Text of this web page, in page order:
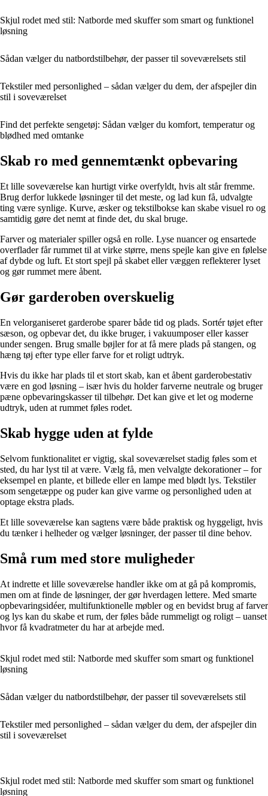
Skjul rodet med stil: Natborde med skuffer som smart og funktionel
løsning
Sådan vælger du natbordstilbehør, der passer til soveværelsets stil
Tekstiler med personlighed – sådan vælger du dem, der afspejler din
stil i soveværelset
Find det perfekte sengetøj: Sådan vælger du komfort, temperatur og
blødhed med omtanke
Skab ro med gennemtænkt opbevaring
Et lille soveværelse kan hurtigt virke overfyldt, hvis alt står fremme.
Brug derfor lukkede løsninger til det meste, og lad kun få, udvalgte
ting være synlige. Kurve, æsker og tekstilbokse kan skabe visuel ro og
samtidig gøre det nemt at finde det, du skal bruge.
Farver og materialer spiller også en rolle. Lyse nuancer og ensartede
overflader får rummet til at virke større, mens spejle kan give en følelse
af dybde og luft. Et stort spejl på skabet eller væggen reflekterer lyset
og gør rummet mere åbent.
Gør garderoben overskuelig
En velorganiseret garderobe sparer både tid og plads. Sortér tøjet efter
sæson, og opbevar det, du ikke bruger, i vakuumposer eller kasser
under sengen. Brug smalle bøjler for at få mere plads på stangen, og
hæng tøj efter type eller farve for et roligt udtryk.
Hvis du ikke har plads til et stort skab, kan et åbent garderobestativ
være en god løsning – især hvis du holder farverne neutrale og bruger
pæne opbevaringskasser til tilbehør. Det kan give et let og moderne
udtryk, uden at rummet føles rodet.
Skab hygge uden at fylde
Selvom funktionalitet er vigtig, skal soveværelset stadig føles som et
sted, du har lyst til at være. Vælg få, men velvalgte dekorationer – for
eksempel en plante, et billede eller en lampe med blødt lys. Tekstiler
som sengetæppe og puder kan give varme og personlighed uden at
optage ekstra plads.
Et lille soveværelse kan sagtens være både praktisk og hyggeligt, hvis
du tænker i helheder og vælger løsninger, der passer til dine behov.
Små rum med store muligheder
At indrette et lille soveværelse handler ikke om at gå på kompromis,
men om at finde de løsninger, der gør hverdagen lettere. Med smarte
opbevaringsidéer, multifunktionelle møbler og en bevidst brug af farver
og lys kan du skabe et rum, der føles både rummeligt og roligt – uanset
hvor få kvadratmeter du har at arbejde med.
Skjul rodet med stil: Natborde med skuffer som smart og funktionel
løsning
Sådan vælger du natbordstilbehør, der passer til soveværelsets stil
Tekstiler med personlighed – sådan vælger du dem, der afspejler din
stil i soveværelset
Skjul rodet med stil: Natborde med skuffer som smart og funktionel
løsning